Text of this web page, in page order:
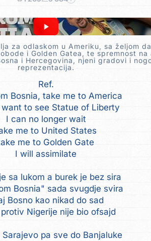
za odlaskom u Ameriku, sa željom
i Golden Gatea, te spremnost na
i Hercegovina, njeni gradovi i
reprezentacija.
Ref.
Bosnia, take me to America
to see Statue of Liberty
I can no longer wait
me to United States
me to Golden Gate
I will assimilate
sa lukom a burek je bez sira
Bosnia" sada svugdje svira
Bosno kao nikad do sad
Nigerije nije bio ofsajd
Sarajevo pa sve do Banjaluke